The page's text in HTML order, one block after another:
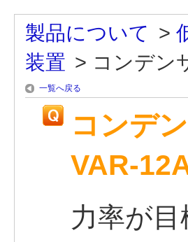
製品について >
装置 > コンデン
一覧へ戻る
コンデ
VAR-12A
力率が